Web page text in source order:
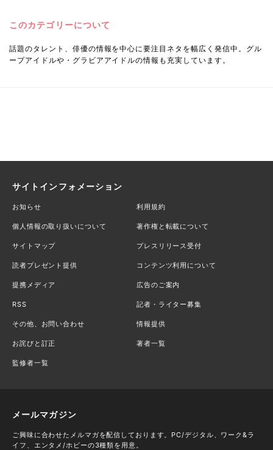
このカテゴリーについて
話題のタレント、俳優の情報を中心に要注目ネタを幅広く発信中。グル
ープアイドルや・グラビアアイドルの情報も充実しています。
サイトインフォメーション
お知らせ 利用規約
個人情報の取り扱いについて 著作権と転載について
サイトマップ プレスリリース受付
読者プレゼント提供 コンテンツ利用について
提携メディア 広告のご案内
RSS 記者・ライター募集
その他、お問い合わせ 情報提供
お詫びと訂正 著者一覧
監修者一覧
メールマガジン
ご興味に合わせたメルマガを配信しております。PC/デジタル、ワーク&ラ
イフ、エンタメ/ホビーの3種類を用意。